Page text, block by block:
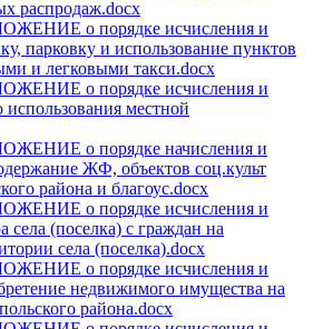
распродаж.docx
о порядке исчисления и
парковку и использование пунктов
и легковыми такси.docx
о порядке исчисления и
использования местной
о порядке начисления и
ЖФ, объектов соц.культ
района и благоус.docx
о порядке исчисления и
села (поселка) с граждан на
села (поселка).docx
о порядке исчисления и
недвижимого имущества на
района.docx